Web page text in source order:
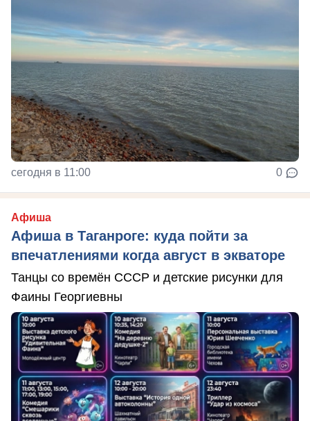
сегодня в 11:00 0
Афиша
Афиша в Таганроге: куда пойти за
впечатлениями когда август в экваторе
Танцы со времён СССР и детские рисунки для
Фаины Георгиевны